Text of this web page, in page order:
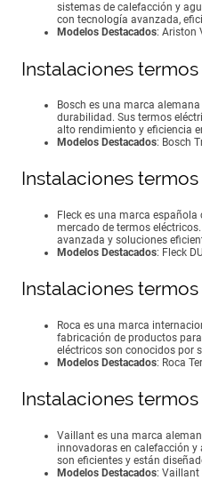
sistemas de calefacción y
con tecnología avanzada,
Modelos Destacados: Ariston
Instalaciones
Bosch es una marca
durabilidad. Sus termos
alto rendimiento y eficiencia
Modelos Destacados: Bosch
Instalaciones
Fleck es una marca
mercado de termos
avanzada y soluciones
Modelos Destacados: Fleck
Instalaciones
Roca es una marca
fabricación de productos
eléctricos son conocidos por
Modelos Destacados: Roca
Instalaciones
Vaillant es una marca
innovadoras en calefacción y
son eficientes y están
Modelos Destacados: Vaillant